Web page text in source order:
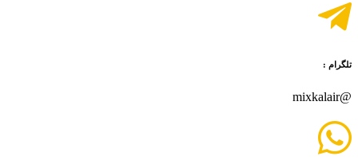
تلگرام :
@mixkalair